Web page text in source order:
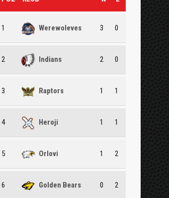
1 Werewoleves 3 0
2 Indians 2 0
3 Raptors 1 1
4 Heroji 1 1
5 Orlovi 1 2
6 Golden Bears 0 2